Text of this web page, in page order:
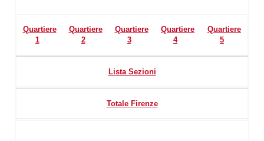
Quartiere
1
Quartiere
2
Quartiere
3
Quartiere
4
Quartiere
5
Lista Sezioni
Totale Firenze